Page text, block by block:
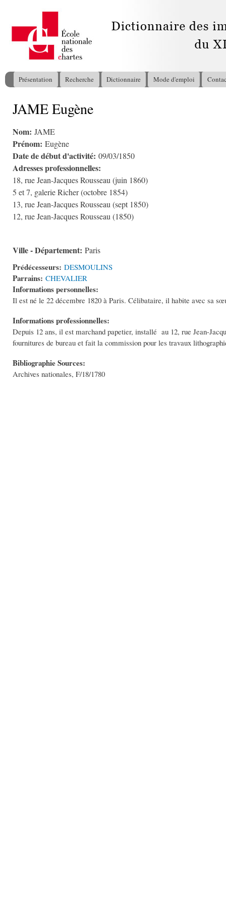
Menu principal
Présentation Recherche Dictionnaire Mode d'emploi
Vous êtes ici
JAME Eugène
Nom: JAME
Prénom: Eugène
Date de début d'activité: 09/03/1850
Adresses professionnelles:
18, rue Jean-Jacques Rousseau (juin 1860)
5 et 7, galerie Richer (octobre 1854)
13, rue Jean-Jacques Rousseau (sept 1850)
12, rue Jean-Jacques Rousseau (1850)
Ville - Département: Paris
Prédécesseurs: DESMOULINS
Parrains: CHEVALIER
Informations personnelles:
Il est né le 22 décembre 1820 à Paris. Célibataire, il habite avec sa
Informations professionnelles:
Depuis 12 ans, il est marchand papetier, installé au 12, rue Jean-
fournitures de bureau et fait la commission pour les travaux
Bibliographie Sources:
Archives nationales, F/18/1780